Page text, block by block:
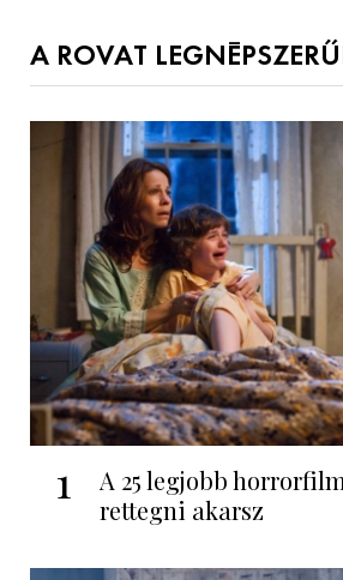
A ROVAT
1
A 25 legjobb
rettegni akarsz